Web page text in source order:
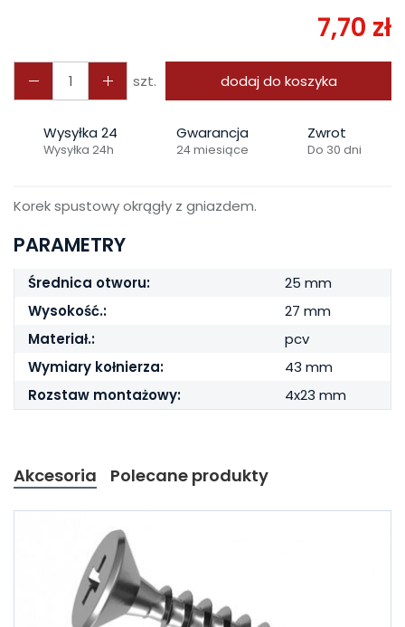
7,70 zł
szt. dodaj do koszyka
Wysyłka 24
Wysyłka 24h
Gwarancja
24 miesiące
Zwrot
Do 30 dni
Korek spustowy okrągły z gniazdem.
PARAMETRY
Średnica otworu:
25 mm
Wysokość.:
27 mm
Materiał.:
pcv
Wymiary kołnierza:
43 mm
Rozstaw montażowy:
4x23 mm
Akcesoria Polecane produkty